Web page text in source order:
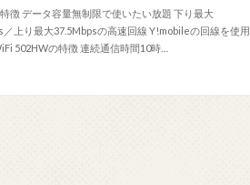
徴 データ容量無制限で使いたい放題 下り最大
／上り最大37.5Mbpsの高速回線 Y!mobileの回線を使用
502HWの特徴 連続通信時間10時…